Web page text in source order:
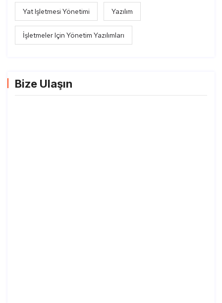
Yat Işletmesi Yönetimi Yazılım
İşletmeler Için Yönetim Yazılımları
Bize Ulaşın